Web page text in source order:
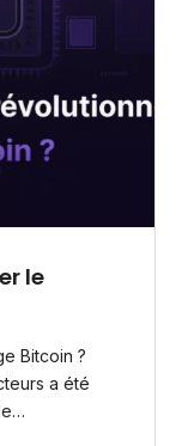
le
Bitcoin ?
a été